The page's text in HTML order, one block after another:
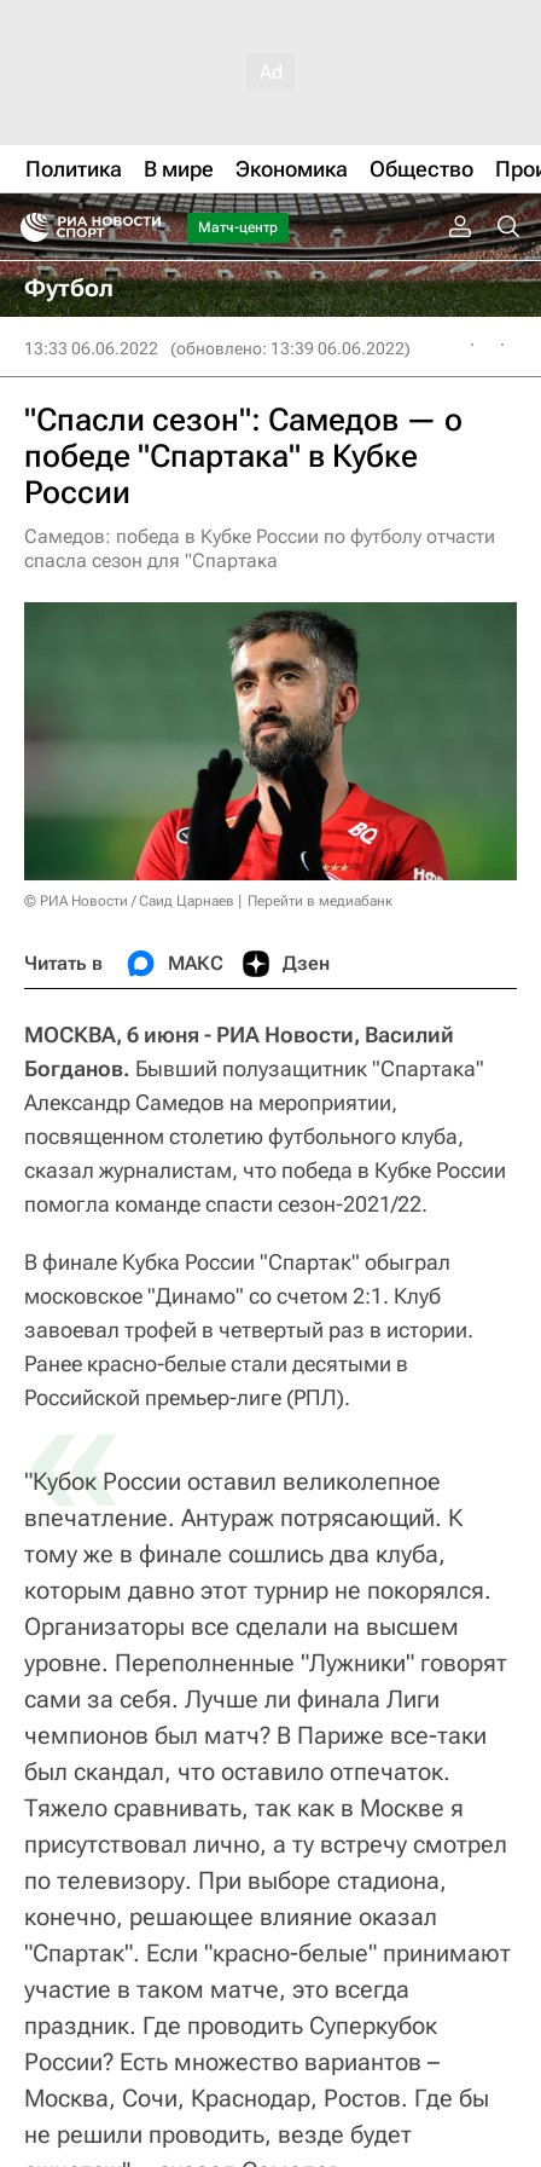
Политика В мире Экономика Общество
Матч-центр
Футбол
13:33 06.06.2022 (обновлено: 13:39 06.06.2022)
"Спасли сезон": Самедов — о
победе "Спартака" в Кубке
России
Самедов: победа в Кубке России по футболу отчасти
спасла сезон для "Спартака
© РИА Новости / Саид Царнаев Перейти в медиабанк
Читать в МАКС Дзен
МОСКВА, 6 июня - РИА Новости, Василий
Богданов. Бывший полузащитник "Спартака"
Александр Самедов на мероприятии,
посвященном столетию футбольного клуба,
сказал журналистам, что победа в Кубке России
помогла команде спасти сезон-2021/22.
В финале Кубка России "Спартак" обыграл
московское "Динамо" со счетом 2:1. Клуб
завоевал трофей в четвертый раз в истории.
Ранее красно-белые стали десятыми в
Российской премьер-лиге (РПЛ).
«
"Кубок России оставил великолепное
впечатление. Антураж потрясающий. К
тому же в финале сошлись два клуба,
которым давно этот турнир не покорялся.
Организаторы все сделали на высшем
уровне. Переполненные "Лужники" говорят
сами за себя. Лучше ли финала Лиги
чемпионов был матч? В Париже все-таки
был скандал, что оставило отпечаток.
Тяжело сравнивать, так как в Москве я
присутствовал лично, а ту встречу смотрел
по телевизору. При выборе стадиона,
конечно, решающее влияние оказал
"Спартак". Если "красно-белые" принимают
участие в таком матче, это всегда
праздник. Где проводить Суперкубок
России? Есть множество вариантов –
Москва, Сочи, Краснодар, Ростов. Где бы
не решили проводить, везде будет